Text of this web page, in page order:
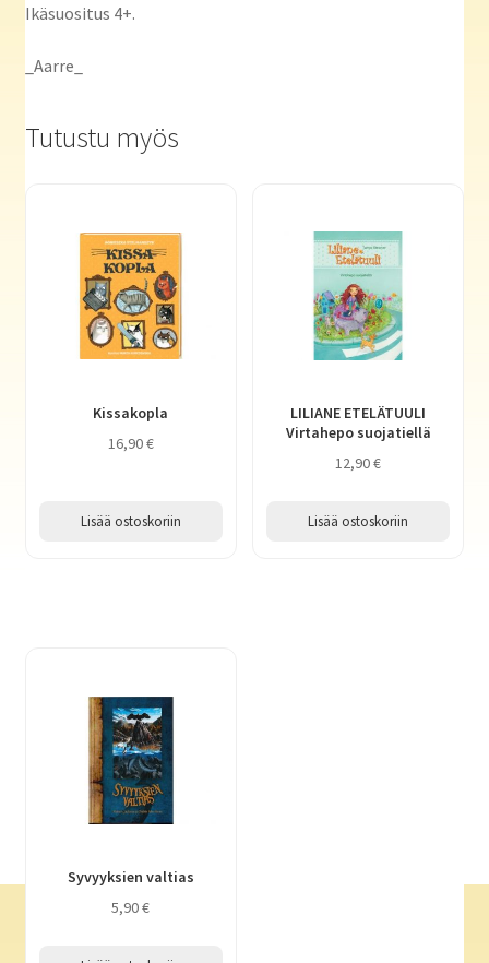
Ikäsuositus 4+.
_Aarre_
Tutustu myös
Kissakopla
16,90€
Lisää ostoskoriin
LILIANE ETELÄTUULI
Virtahepo suojatiellä
12,90€
Lisää ostoskoriin
Syvyyksien valtias
5,90€